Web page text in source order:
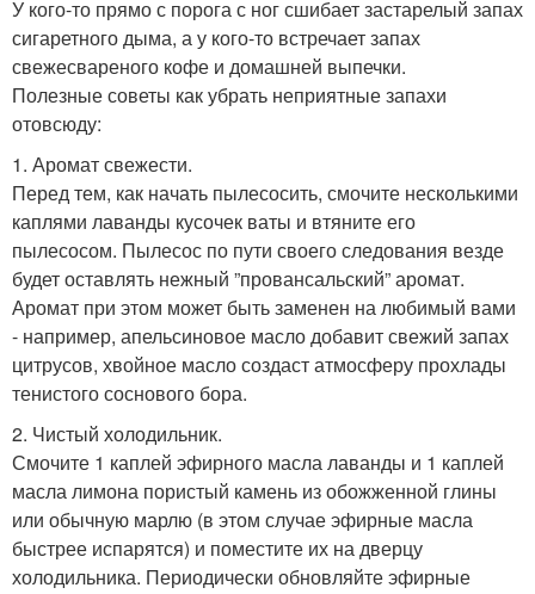
У кого-то прямо с порога с ног сшибает застарелый запах
сигаретного дыма, а у кого-то встречает запах
свежесвареного кофе и домашней выпечки.
Полезные советы как убрать неприятные запахи
отовсюду:
1. Аромат свежести.
Перед тем, как начать пылесосить, смочите несколькими
каплями лаванды кусочек ваты и втяните его
пылесосом. Пылесос по пути своего следования везде
будет оставлять нежный ”провансальский” аромат.
Аромат при этом может быть заменен на любимый вами
- например, апельсиновое масло добавит свежий запах
цитрусов, хвойное масло создаст атмосферу прохлады
тенистого соснового бора.
2. Чистый холодильник.
Смочите 1 каплей эфирного масла лаванды и 1 каплей
масла лимона пористый камень из обожженной глины
или обычную марлю (в этом случае эфирные масла
быстрее испарятся) и поместите их на дверцу
холодильника. Периодически обновляйте эфирные